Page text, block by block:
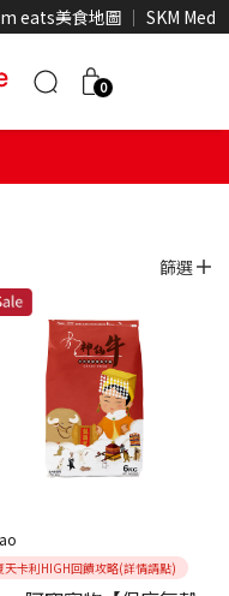
eats美食地圖 SKM Media
0
篩選
天卡利HIGH回饋攻略(詳情請點)